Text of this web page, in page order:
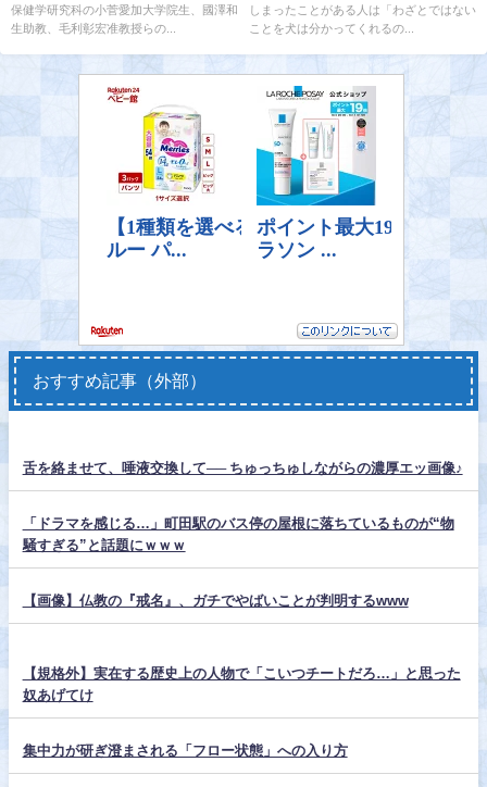
保健学研究科の小菅愛加大学院生、國澤和
生助教、毛利彰宏准教授らの...
しまったことがある人は「わざとではない
ことを犬は分かってくれるの...
おすすめ記事（外部）
舌を絡ませて、唾液交換して── ちゅっちゅしながらの濃厚エッ画像♪
「ドラマを感じる…」町田駅のバス停の屋根に落ちているものが“物
騒すぎる”と話題にｗｗｗ
【画像】仏教の『戒名』、ガチでやばいことが判明するwww
【規格外】実在する歴史上の人物で「こいつチートだろ…」と思った
奴あげてけ
集中力が研ぎ澄まされる「フロー状態」への入り方